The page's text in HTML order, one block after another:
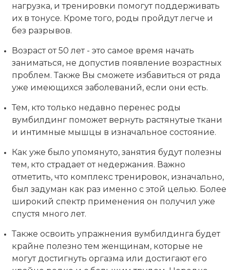
нагрузка, и тренировки помогут поддерживать
их в тонусе. Кроме того, роды пройдут легче и
без разрывов.
Возраст от 50 лет - это самое время начать
заниматься, не допустив появление возрастных
проблем. Также Вы сможете избавиться от ряда
уже имеющихся заболеваний, если они есть.
Тем, кто только недавно перенес роды
вумбилдинг поможет вернуть растянутые ткани
и интимные мышцы в изначальное состояние.
Как уже было упомянуто, занятия будут полезны
тем, кто страдает от недержания. Важно
отметить, что комплекс тренировок, изначально,
был задуман как раз именно с этой целью. Более
широкий спектр применения он получил уже
спустя много лет.
Также освоить упражнения вумбилдинга будет
крайне полезно тем женщинам, которые не
могут достигнуть оргазма или достигают его